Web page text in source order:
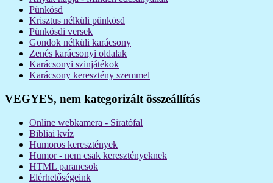
Pünkösd
Krisztus nélküli pünkösd
Pünkösdi versek
Gondok nélküli karácsony
Zenés karácsonyi oldalak
Karácsonyi szinjátékok
Karácsony keresztény szemmel
VEGYES, nem kategorizált összeállítás
Online webkamera - Siratófal
Bibliai kvíz
Humoros keresztények
Humor - nem csak keresztényeknek
HTML parancsok
Elérhetőségeink